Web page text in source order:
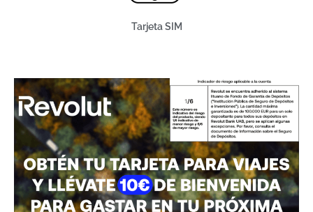
Tarjeta SIM